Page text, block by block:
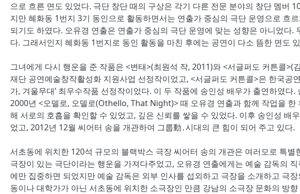
으로 흐른 면도 있었다. 극단 창단 때의 구상은 각기 다른 전문 분야의 창단 멤버
지만 혜화동 1번지 3기 동인으로 활동하면서는 연출가 중심의 극단 운영으로 흐
되기도 하였다. 오유경 연출은 연출가 중심의 극단 운영에 맞는 성향은 아니었다.
다. 그래서인지 혜화동 1번지로 동인 활동을 마친 후에는 공연이 다소 뜸한 면도
그녀에게 다시 행운을 준 작품은 <변태>(최원석 작, 2011)와 <서글퍼도 커튼콜>(
재단 공연예술창작활성화 지원사업 선정작이었고, <서글퍼도 커튼콜>은 한국공
가, 겨울무대’ 최우수작품 선정작이었다. 이 두 작품에 송인성 배우가 출연하였
2000년 <오델로, 오델로(Othello, That Night)> 때 오유경 연출과 함께 작업을 한
해 서로의 호흡을 확인할 수 있었고, 깊은 신뢰를 쌓을 수 있었다. 이후 송인성 배
었고, 2012년 12월 씨어터 송을 개관하여 그룹動․시대의 큰 힘이 되어 주고 있다.
서초동에 위치한 120석 규모의 블랙박스 극장 씨어터 송의 개관은 여러모로 특
극장이 있는 극단이라는 행운을 가져다주었고, 오유경 연출에게는 예술 감독의
에만 집중하면 되었지만 예술 감독은 외부 인사를 섭외하고 극장을 소개하고 극
동이나 대학가가 아닌 서초동에 위치한 소극장인 만큼 강남의 소극장 문화의 방